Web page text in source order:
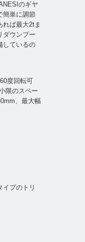
のギヤ
簡単に調節
れば最大2tま
ダウンプー
しているの
度回転可
限のスペー
、最大幅
イプのトリ